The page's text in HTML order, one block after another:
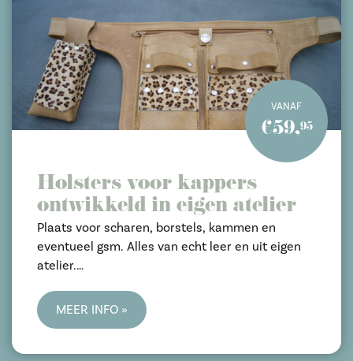
VANAF
€59,95
Holsters voor kappers
ontwikkeld in eigen atelier
Plaats voor scharen, borstels, kammen en
eventueel gsm. Alles van echt leer en uit eigen
atelier.
MEER INFO »